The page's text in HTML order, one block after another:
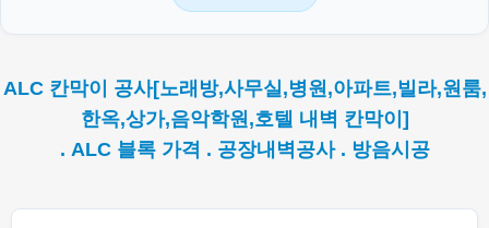
ALC 칸막이 공사[노래방,사무실,병원,아파트,빌라,원룸,
한옥,상가,음악학원,호텔 내벽 칸막이]
. ALC 블록 가격 . 공장내벽공사 . 방음시공